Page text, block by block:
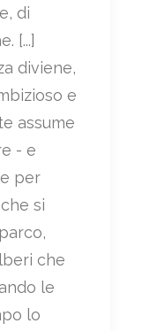
di
[...]
diviene,
e
assume
- e
per
si
che
le
lo